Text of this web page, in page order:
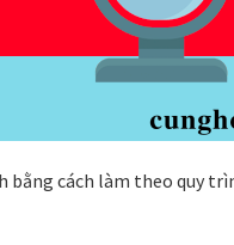
bằng cách làm theo quy